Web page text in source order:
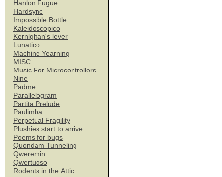
Hanlon Fugue
Hardsync
Impossible Bottle
Kaleidoscopico
Kernighan's lever
Lunatico
Machine Yearning
MISC
Music For Microcontrollers
Nine
Padme
Parallelogram
Partita Prelude
Paulimba
Perpetual Fragility
Plushies start to arrive
Poems for bugs
Quondam Tunneling
Qweremin
Qwertuoso
Rodents in the Attic